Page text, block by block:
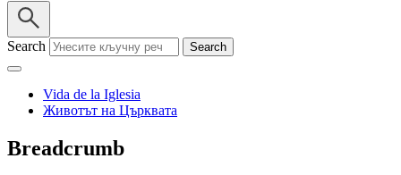
Search
Vida de la Iglesia
Животът на Църквата
Breadcrumb